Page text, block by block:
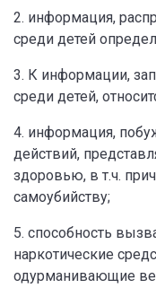
2. информация,
среди детей
3. К информации,
среди детей,
4. информация,
действий,
здоровью, в т.ч.
самоубийству;
5. способность
наркотические
одурманивающие